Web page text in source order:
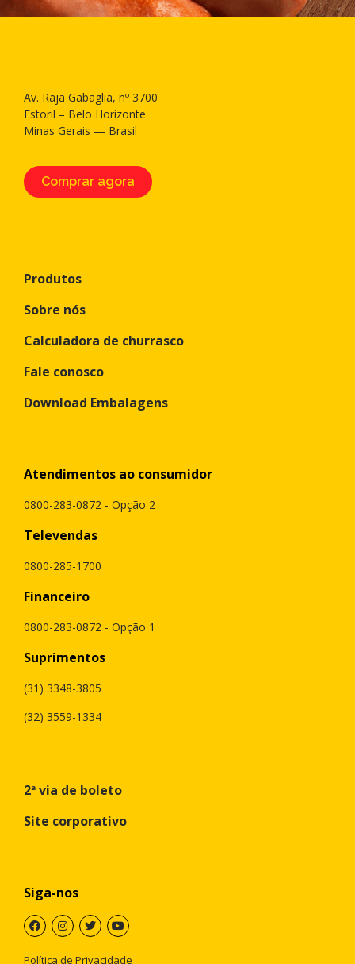
Av. Raja Gabaglia, nº 3700
Estoril – Belo Horizonte
Minas Gerais — Brasil
Comprar agora
Produtos
Sobre nós
Calculadora de churrasco
Fale conosco
Download Embalagens
Atendimentos ao consumidor
0800-283-0872 - Opção 2
Televendas
0800-285-1700
Financeiro
0800-283-0872 - Opção 1
Suprimentos
(31) 3348-3805
(32) 3559-1334
2ª via de boleto
Site corporativo
Siga-nos
Política de Privacidade